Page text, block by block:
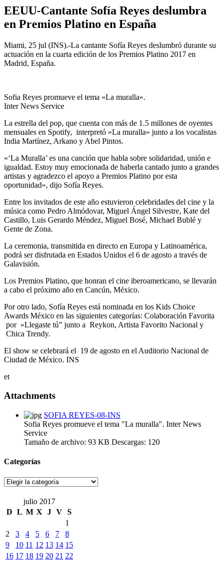
EEUU-Cantante Sofía Reyes deslumbra
en Premios Platino en España
Miami, 25 jul (INS).-La cantante Sofía Reyes deslumbró durante su
actuación en la cuarta edición de los Premios Platino 2017 en
Madrid, España.
Sofia Reyes promueve el tema «La muralla».
Inter News Service
La estrella del pop, que cuenta con más de 1.5 millones de oyentes
mensuales en Spotify, interpretó »La muralla» junto a los vocalistas
India Martínez, Arkano y Abel Pintos.
«‘La Muralla’ es una canción que habla sobre solidaridad, unión e
igualdad. Estoy muy emocionada de haberla cantado junto a grandes
artistas y agradezco el apoyo a Premios Platino por esta
oportunidad», dijo Sofía Reyes.
Entre los invitados de este año estuvieron celebridades del cine y la
música como Pedro Almódovar, Miguel Ángel Silvestre, Kate del
Castillo, Luis Gerardo Méndez, Miguel Bosé, Michael Bublé y
Gente de Zona.
La ceremonia, transmitida en directo en Europa y Latinoamérica,
podrá ser disfrutada en Estados Unidos el 6 de agosto a través de
Galavisión.
Los Premios Platino, que honran el cine iberoamericano, se llevarán
a cabo el próximo año en Cancún, México.
Por otro lado, Sofía Reyes está nominada en los Kids Choice
Awards México en las siguientes categorías: Colaboración Favorita
por »Llegaste tú” junto a Reykon, Artista Favorito Nacional y
Chica Trendy.
El show se celebrará el 19 de agosto en el Auditorio Nacional de
Ciudad de México. INS
et
Attachments
SOFIA REYES-08-INS
Sofia Reyes promueve el tema "La muralla". Inter News
Service
Tamaño de archivo: 93 KB Descargas: 120
Categorías
Categorías
julio 2017
D L M X J V S
1
2
3 4 5 6 7
8
9
10 11 12 13 14 15
16 17 18 19 20 21 22